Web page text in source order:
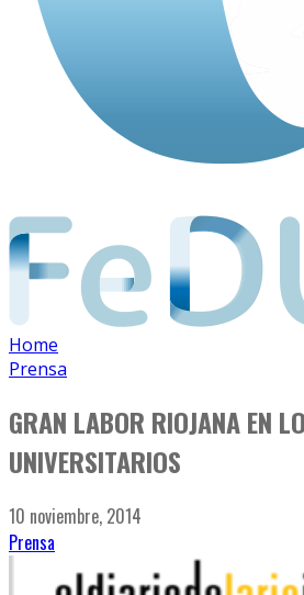
Home
Prensa
GRAN LABOR RIOJANA EN
UNIVERSITARIOS
10 noviembre, 2014
Prensa